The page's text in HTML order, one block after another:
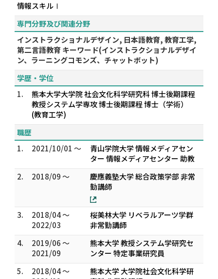
情報スキルⅠ
専門分野及び関連分野
インストラクショナルデザイン, 日本語教育, 教育工学,
第二言語教育 キーワード(インストラクショナルデザイ
ン、ラーニングコモンズ、チャットボット)
学歴・学位
1.
熊本大学大学院 社会文化科学研究科 博士後期課程
教授システム学専攻 博士後期課程 博士（学術）
(教育工学)
職歴
1.
2021/10/01 ～
青山学院大学 情報メディアセン
ター 情報メディアセンター 助教
2.
2018/09 ～
慶應義塾大学 総合政策学部 非常
勤講師
3.
2018/04 ～
2022/03
桜美林大学 リベラルアーツ学群
非常勤講師
4.
2019/06 ～
2021/09
熊本大学 教授システム学研究セ
ンター 特定事業研究員
5.
2018/04 ～
熊本大学 大学院社会文化科学研